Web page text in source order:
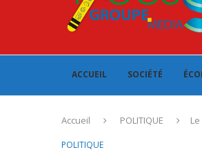
ACCUEIL SOCIÉTÉ
Accueil POLITIQUE
POLITIQUE